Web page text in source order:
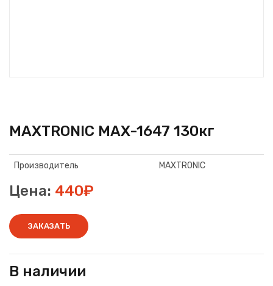
MAXTRONIC MAX-1647 130кг
Производитель MAXTRONIC
Цена: 440₽
ЗАКАЗАТЬ
В наличии